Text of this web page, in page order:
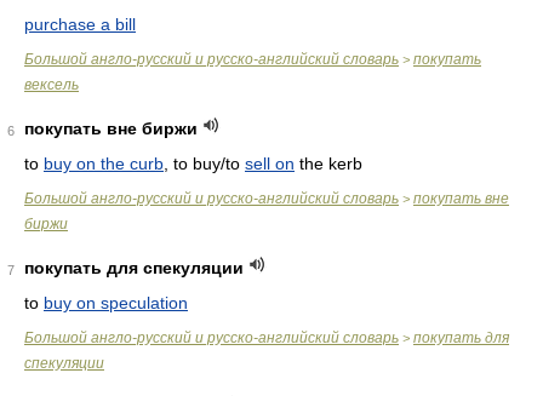
purchase a bill
Большой англо-русский и русско-английский словарь > покупать
вексель
6
покупать вне биржи
to buy on the curb , to buy/to sell on the kerb
Большой англо-русский и русско-английский словарь > покупать вне
биржи
7
покупать для спекуляции
to buy on speculation
Большой англо-русский и русско-английский словарь > покупать для
спекуляции